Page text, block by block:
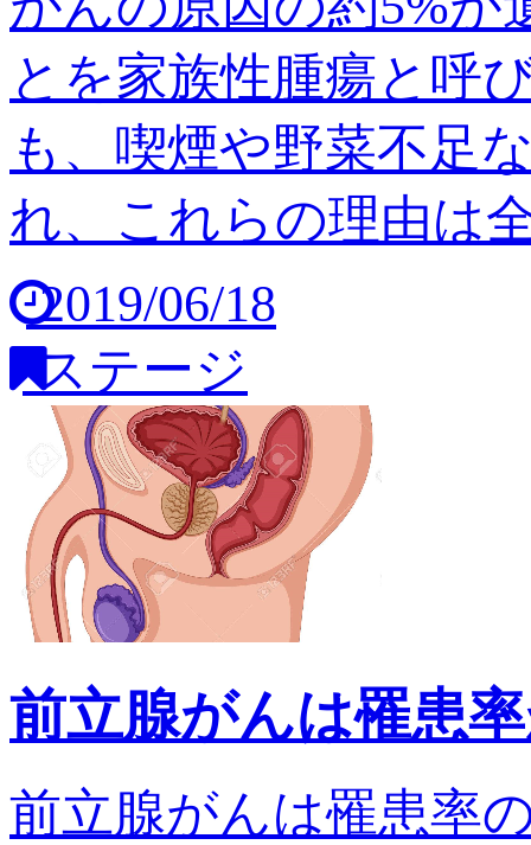
とを家族性腫瘍と呼
も、喫煙や野菜不足
れ、これらの理由は
2019/06/18
ステージ
前立腺がんは罹患
前立腺がんは罹患率